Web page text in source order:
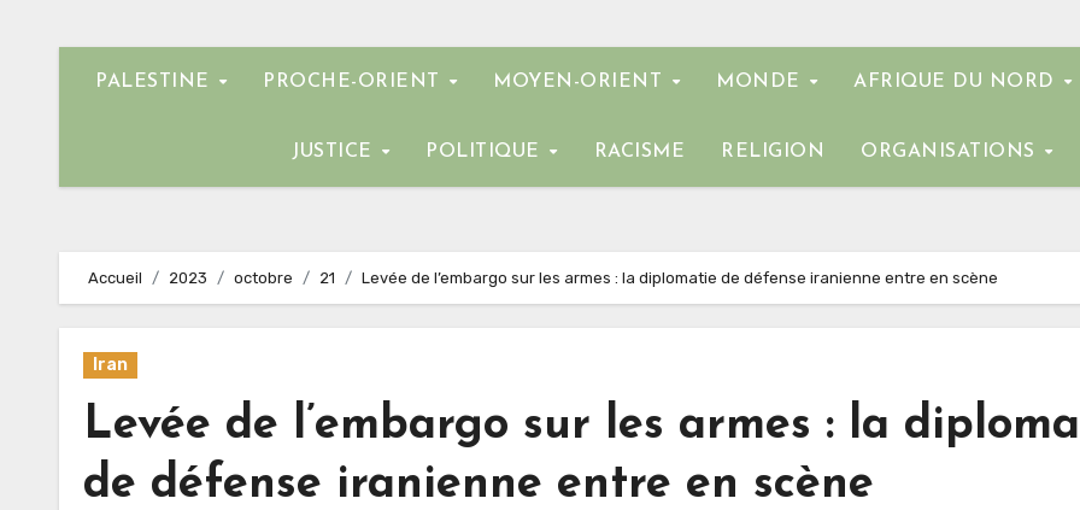
PALESTINE PROCHE-ORIENT MOYEN-ORIENT MONDE AFRIQUE DU NORD
JUSTICE POLITIQUE RACISME RELIGION ORGANISATIONS
Accueil 2023 octobre 21 Levée de l’embargo sur les armes : la diplomatie de défense iranienne entre en scène
Iran
Levée de l’embargo sur les armes : la
de défense iranienne entre en scène